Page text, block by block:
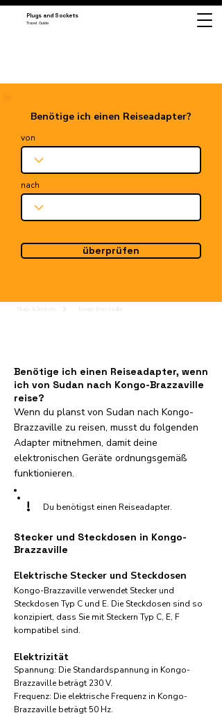
Plugs and Sockets
Travel Guide
Benötige ich einen Reiseadapter?
von
nach
überprüfen
Benötige ich einen Reiseadapter, wenn
ich von Sudan nach Kongo-Brazzaville
reise?
Wenn du planst von Sudan nach Kongo-
Brazzaville zu reisen, musst du folgenden
Adapter mitnehmen, damit deine
elektronischen Geräte ordnungsgemäß
funktionieren.
! Du benötigst einen Reiseadapter.
Stecker und Steckdosen in Kongo-
Brazzaville
Elektrische Stecker und Steckdosen
Kongo-Brazzaville verwendet Stecker und
Steckdosen Typ C und E. Die Steckdosen sind so
konzipiert, dass Sie mit Steckern Typ C, E, F
kompatibel sind.
Elektrizität
Spannung: Die Standardspannung in Kongo-
Brazzaville beträgt 230 V.
Frequenz: Die elektrische Frequenz in Kongo-
Brazzaville beträgt 50 Hz.